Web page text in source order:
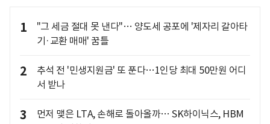
1
"그 세금 절대 못 낸다"… 양도세 공포에 '제자리 갈아타
기·교환 매매' 꿈틀
2
추석 전 '민생지원금' 또 푼다…1인당 최대 50만원 어디
서 받나
3
먼저 맺은 LTA, 손해로 돌아올까… SK하이닉스, HBM